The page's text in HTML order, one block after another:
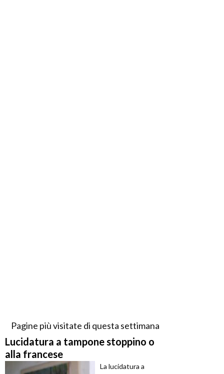
Pagine più visitate di questa settimana
Lucidatura a tampone stoppino o
alla francese
La lucidatura a